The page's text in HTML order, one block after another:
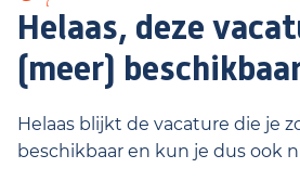
Helaas, deze
(meer)
Helaas blijkt de vacature die je
beschikbaar en kun je dus ook